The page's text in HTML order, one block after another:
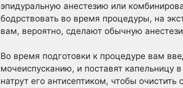
эпидуральную анестезию или
бодрствовать во время процедуры, на
вам, вероятно, сделают обычную
Во время подготовки к процедуре вам
мочеиспусканию, и поставят капельницу
натрут его антисептиком, чтобы